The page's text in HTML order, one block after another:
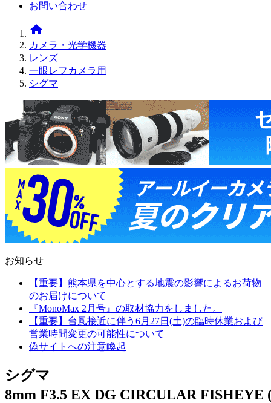
お問い合わせ
home
カメラ・光学機器
レンズ
一眼レフカメラ用
シグマ
お知らせ
【重要】熊本県を中心とする地震の影響によるお荷物
のお届けについて
『MonoMax 2月号』の取材協力をしました。
【重要】台風接近に伴う6月27日(土)の臨時休業および
営業時間変更の可能性について
偽サイトへの注意喚起
シグマ
8mm F3.5 EX DG CIRCULAR FISHEYE